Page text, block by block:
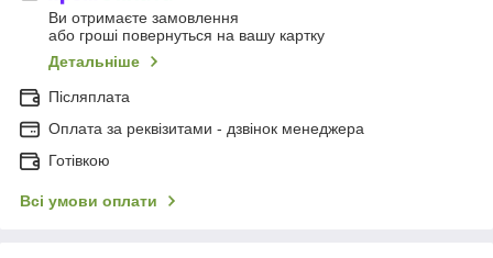
Ви отримаєте замовлення
або гроші повернуться на вашу картку
Детальніше
Післяплата
Оплата за реквізитами - дзвінок менеджера
Готівкою
Всі умови оплати